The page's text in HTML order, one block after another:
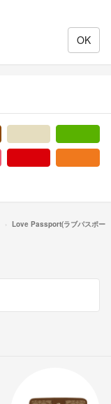
Love Passport(ラブパスポー